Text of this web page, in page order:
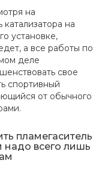
на
на
установке,
а все работы по
деле
свое
спортивный
от обычного
пламегаситель
надо всего лишь